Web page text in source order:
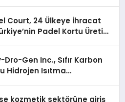
Court, 24 Ülkeye İhracat
Padel Kortu Üretim
Dro-Gen Inc., Sıfır Karbon
Hidrojen Isıtma
kozmetik sektörüne giriş